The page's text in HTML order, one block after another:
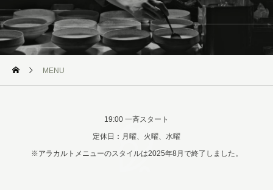
MENU
19:00 一斉スタート
定休日：月曜、火曜、水曜
※アラカルトメニューのスタイルは2025年8月で終了しました。